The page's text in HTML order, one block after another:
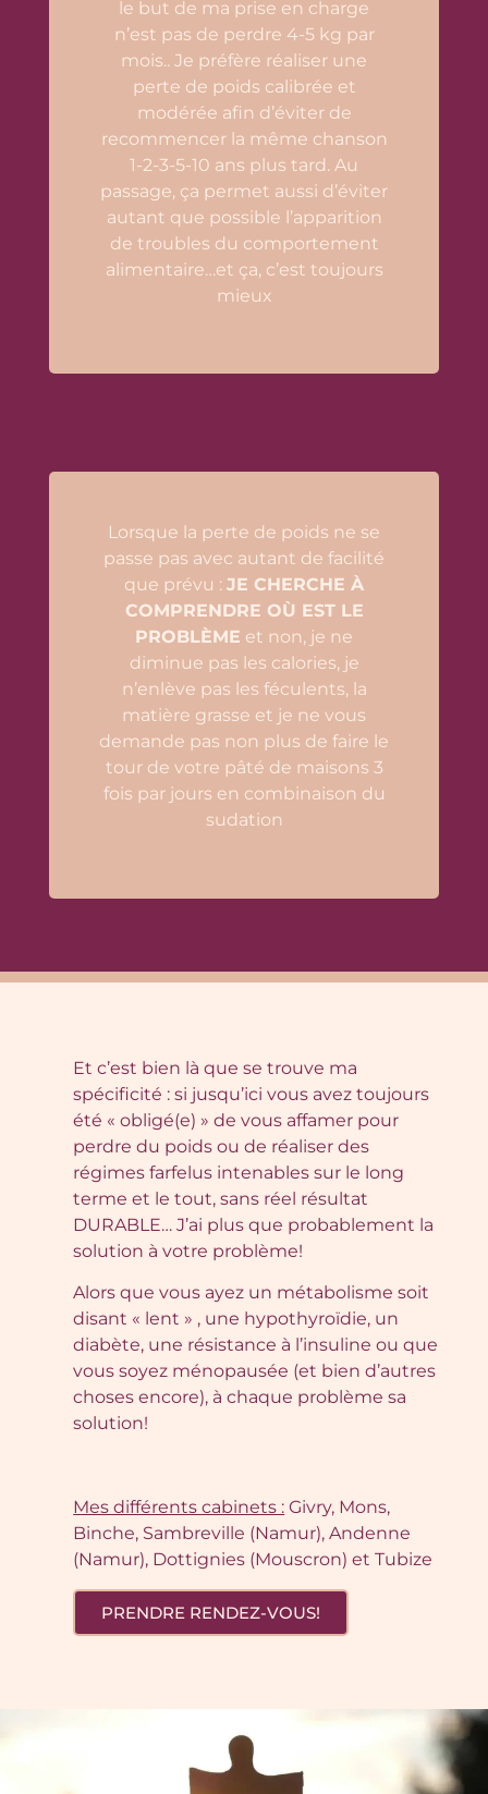
le but de ma prise en charge
n’est pas de perdre 4-5 kg par
mois.. Je préfère réaliser une
perte de poids calibrée et
modérée afin d’éviter de
recommencer la même chanson
1-2-3-5-10 ans plus tard. Au
passage, ça permet aussi d’éviter
autant que possible l’apparition
de troubles du comportement
alimentaire…et ça, c’est toujours
mieux
Lorsque la perte de poids ne se
passe pas avec autant de facilité
que prévu : JE CHERCHE À
COMPRENDRE OÙ EST LE
PROBLÈME et non, je ne
diminue pas les calories, je
n’enlève pas les féculents, la
matière grasse et je ne vous
demande pas non plus de faire le
tour de votre pâté de maisons 3
fois par jours en combinaison du
sudation
Et c’est bien là que se trouve ma
spécificité : si jusqu’ici vous avez toujours
été « obligé(e) » de vous affamer pour
perdre du poids ou de réaliser des
régimes farfelus intenables sur le long
terme et le tout, sans réel résultat
DURABLE… J’ai plus que probablement la
solution à votre problème!
Alors que vous ayez un métabolisme soit
disant « lent » , une hypothyroïdie, un
diabète, une résistance à l’insuline ou que
vous soyez ménopausée (et bien d’autres
choses encore), à chaque problème sa
solution!
Mes différents cabinets : Givry, Mons,
Binche, Sambreville (Namur), Andenne
(Namur), Dottignies (Mouscron) et Tubize
PRENDRE RENDEZ-VOUS!